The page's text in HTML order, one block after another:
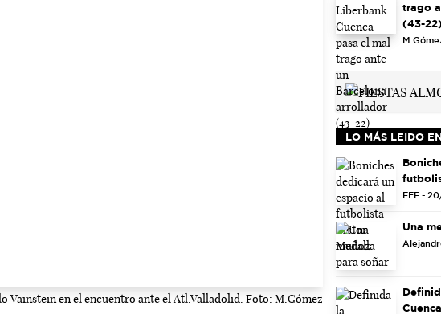
Vainstein en el encuentro ante el Atl.Valladolid. Foto: M.Gómez
trago
(43-22)
LO MÁS LEIDO
EFE -
Una